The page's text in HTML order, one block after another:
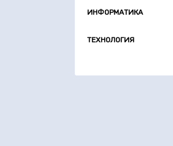
ИНФОРМАТИКА
ТЕХНОЛОГИЯ